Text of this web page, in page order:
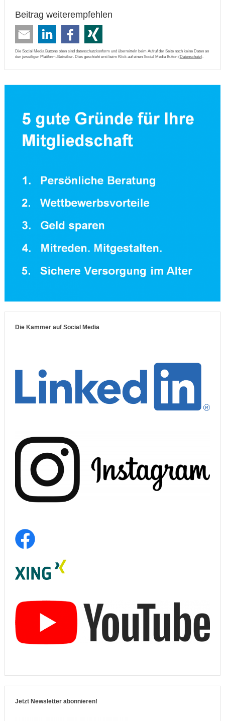
Beitrag weiterempfehlen
Die Social Media Buttons oben sind datenschutzkonform und übermitteln beim Aufruf der Seite noch keine Daten an
den jeweiligen Plattform-Betreiber. Dies geschieht erst beim Klick auf einen Social Media Button (Datenschutz).
Die Kammer auf Social Media
Jetzt Newsletter abonnieren!